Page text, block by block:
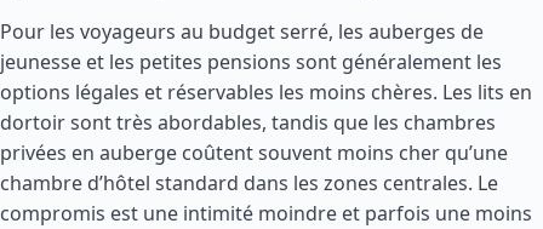
Pour les voyageurs au budget serré, les auberges de
jeunesse et les petites pensions sont généralement les
options légales et réservables les moins chères. Les lits en
dortoir sont très abordables, tandis que les chambres
privées en auberge coûtent souvent moins cher qu’une
chambre d’hôtel standard dans les zones centrales. Le
compromis est une intimité moindre et parfois une moins